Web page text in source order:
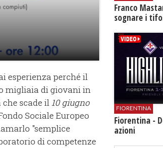
esperienza perché il
migliaia di giovani in
scade il 10 giugno
Sociale Europeo
"semplice
di competenze
Franco
sognare i
FIORENTINA
Fiorentina -
azioni